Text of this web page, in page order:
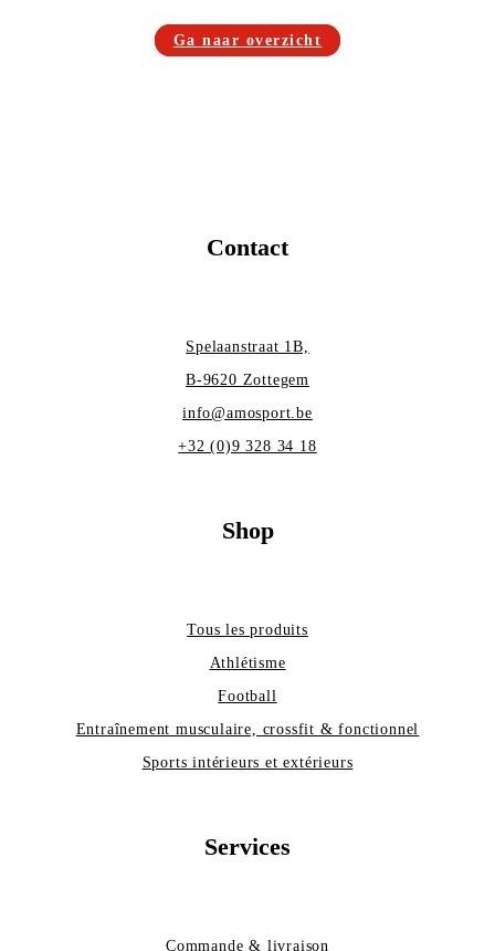
Ga naar overzicht
Contact
Spelaanstraat 1B,
B-9620 Zottegem
info@amosport.be
+32 (0)9 328 34 18
Shop
Tous les produits
Athlétisme
Football
Entraînement musculaire, crossfit & fonctionnel
Sports intérieurs et extérieurs
Services
Commande & livraison